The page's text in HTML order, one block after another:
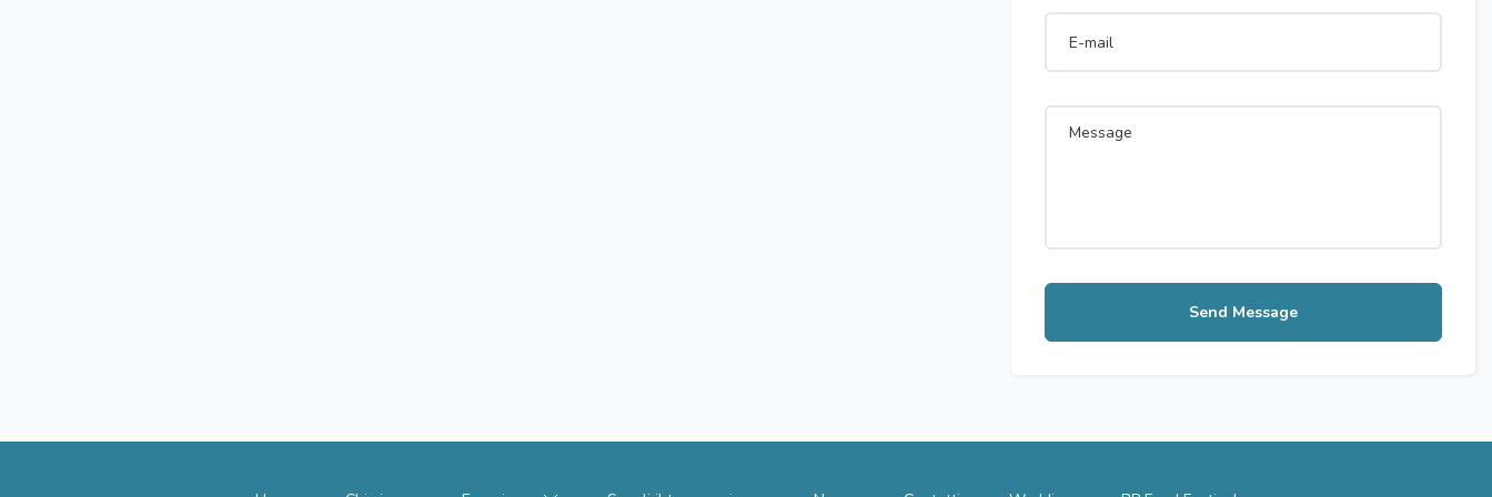
Send Message